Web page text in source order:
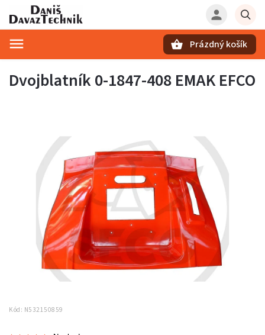
Prázdný košík
Dvojblatník 0-1847-408 EMAK EFCO
Kód: N532150859